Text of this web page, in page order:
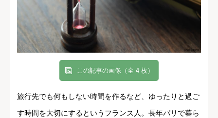
この記事の画像（全 4 枚）
旅行先でも何もしない時間を作るなど、ゆったりと過ご
す時間を大切にするというフランス人。長年パリで暮ら